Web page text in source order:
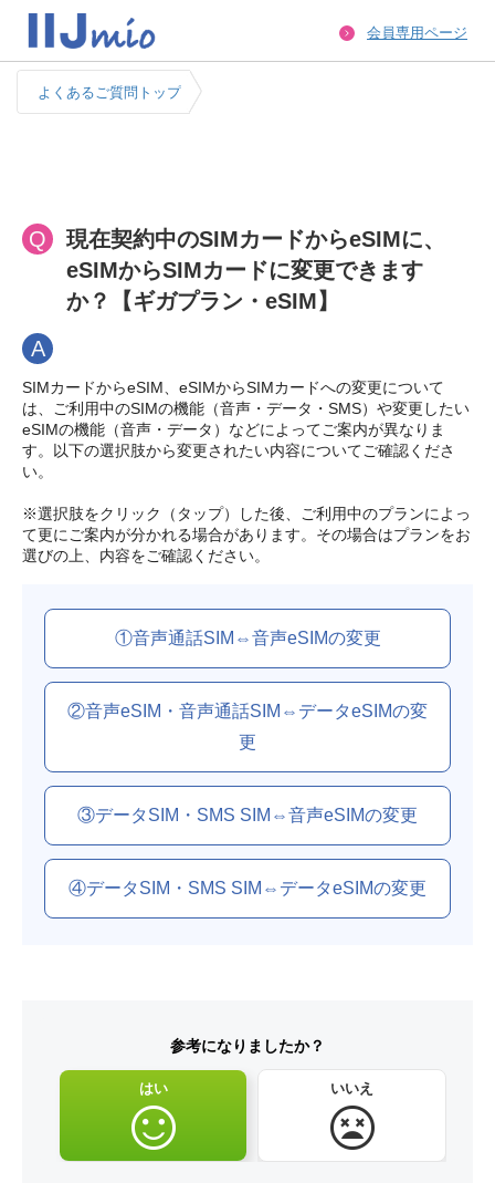
会員専用ページ
よくあるご質問トップ
Q
現在契約中のSIMカードからeSIMに、
eSIMからSIMカードに変更できます
か？【ギガプラン・eSIM】
A
SIMカードからeSIM、eSIMからSIMカードへの変更について
は、ご利用中のSIMの機能（音声・データ・SMS）や変更したい
eSIMの機能（音声・データ）などによってご案内が異なりま
す。以下の選択肢から変更されたい内容についてご確認くださ
い。
※選択肢をクリック（タップ）した後、ご利用中のプランによっ
て更にご案内が分かれる場合があります。その場合はプランをお
選びの上、内容をご確認ください。
①音声通話SIM⇔音声eSIMの変更
②音声eSIM・音声通話SIM⇔データeSIMの変
更
③データSIM・SMS SIM⇔音声eSIMの変更
④データSIM・SMS SIM⇔データeSIMの変更
参考になりましたか？
はい いいえ